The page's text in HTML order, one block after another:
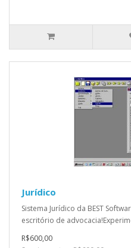
Jurídico
Sistema Jurídico da BEST
escritório de
R$600,00